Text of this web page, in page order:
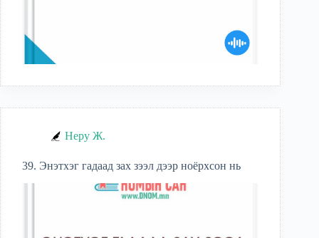
Неру Ж.
39. Энэтхэг гадаад зах зээл дээр ноёрхсон нь